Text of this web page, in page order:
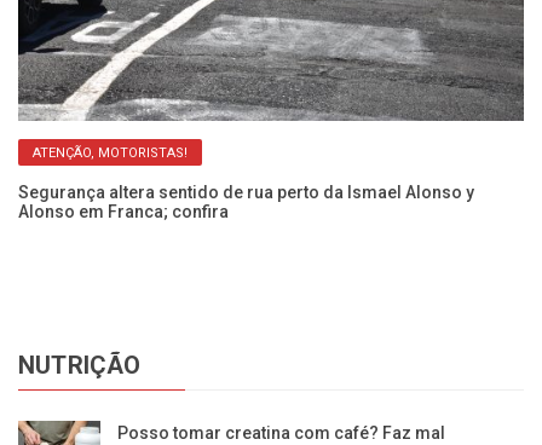
ATENÇÃO, MOTORISTAS!
Segurança altera sentido de rua perto da Ismael Alonso y
Alonso em Franca; confira
NUTRIÇÃO
Posso tomar creatina com café? Faz mal